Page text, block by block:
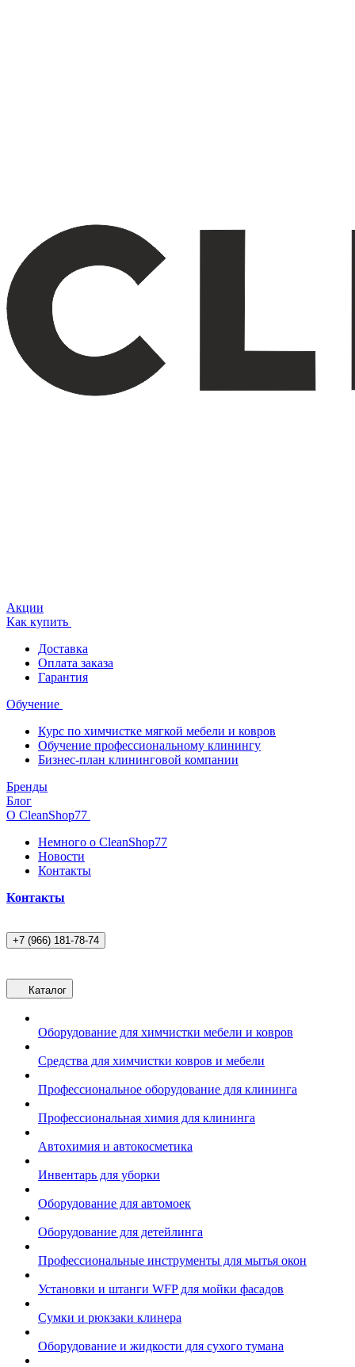
Акции
Как купить
Доставка
Оплата заказа
Гарантия
Обучение
Курс по химчистке мягкой мебели и ковров
Обучение профессиональному клинингу
Бизнес-план клининговой компании
Бренды
Блог
О CleanShop77
Немного о CleanShop77
Новости
Контакты
Контакты
+7 (966) 181-78-74
Каталог
Оборудование для химчистки мебели и ковров
Средства для химчистки ковров и мебели
Профессиональное оборудование для клининга
Профессиональная химия для клининга
Автохимия и автокосметика
Инвентарь для уборки
Оборудование для автомоек
Оборудование для детейлинга
Профессиональные инструменты для мытья окон
Установки и штанги WFP для мойки фасадов
Сумки и рюкзаки клинера
Оборудование и жидкости для сухого тумана